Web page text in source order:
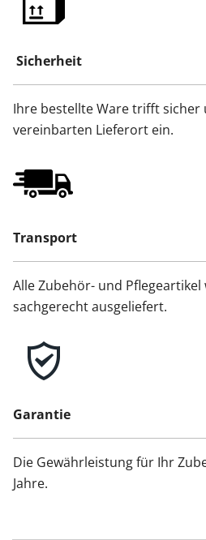
Sicherheit
Ihre bestellte Ware trifft sicher
vereinbarten Lieferort ein.
Transport
Alle Zubehör- und
sachgerecht ausgeliefert.
Garantie
Die Gewährleistung für Ihr
Jahre.